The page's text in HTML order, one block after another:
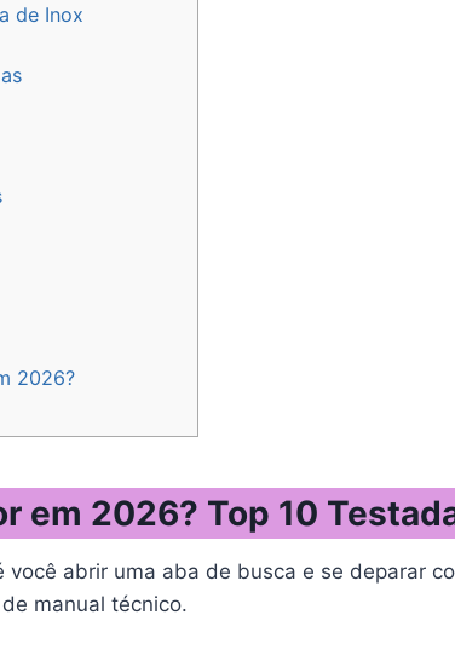
de Inox
2026?
em 2026? Top 10
abrir uma aba de busca e se deparar
manual técnico.